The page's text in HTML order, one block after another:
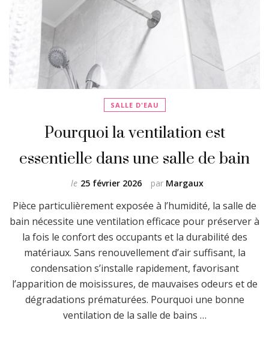
SALLE D'EAU
Pourquoi la ventilation est
essentielle dans une salle de bain
par Margaux
le 25 février 2026
Pièce particulièrement exposée à l’humidité, la salle de
bain nécessite une ventilation efficace pour préserver à
la fois le confort des occupants et la durabilité des
matériaux. Sans renouvellement d’air suffisant, la
condensation s’installe rapidement, favorisant
l’apparition de moisissures, de mauvaises odeurs et de
dégradations prématurées. Pourquoi une bonne
ventilation de la salle de bains …